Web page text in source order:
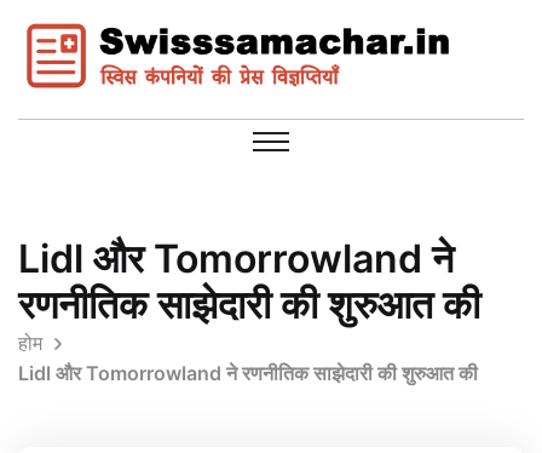
Lidl और Tomorrowland ने
रणनीतिक साझेदारी की शुरुआत की
होम
Lidl और Tomorrowland ने रणनीतिक साझेदारी की शुरुआत की